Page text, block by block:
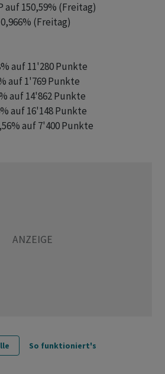
auf 150,59% (Freitag)
(Freitag)
auf 11'280 Punkte
auf 1'769 Punkte
auf 14'862 Punkte
auf 16'148 Punkte
So funktioniert's